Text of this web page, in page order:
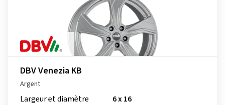
DBV Venezia KB
Argent
Largeur et diamètre
6 x 16